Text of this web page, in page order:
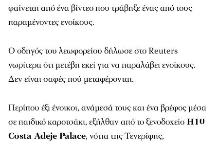
φαίνεται από ένα βίντεο που τράβηξε ένας από τους
παραμένοντες ενοίκους.
Ο οδηγός του λεωφορείου δήλωσε στο Reuters
νωρίτερα ότι μετέβη εκεί για να παραλάβει ενοίκους.
Δεν είναι σαφές πού μεταφέρονται.
Περίπου έξι ένοικοι, ανάμεσά τους και ένα βρέφος μέσα
σε παιδικό καροτσάκι, εξήλθαν από το ξενοδοχείο H10
Costa Adeje Palace, νότια της Τενερίφης,